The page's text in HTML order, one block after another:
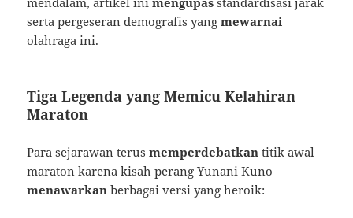
serta pergeseran demografis yangmewarnai
olahraga ini.
Tiga Legenda yang Memicu Kelahiran
Maraton
Para sejarawan terusmemperdebatkan titik awal
maraton karena kisah perang Yunani Kuno
menawarkan berbagai versi yang heroik: